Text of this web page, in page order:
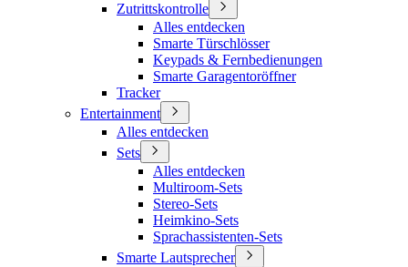
Zutrittskontrolle
Alles entdecken
Smarte Türschlösser
Keypads & Fernbedienungen
Smarte Garagentoröffner
Tracker
Entertainment
Alles entdecken
Sets
Alles entdecken
Multiroom-Sets
Stereo-Sets
Heimkino-Sets
Sprachassistenten-Sets
Smarte Lautsprecher